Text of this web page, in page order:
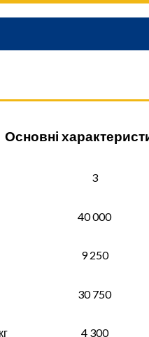
Основні
3
40 000
9 250
30 750
4 300